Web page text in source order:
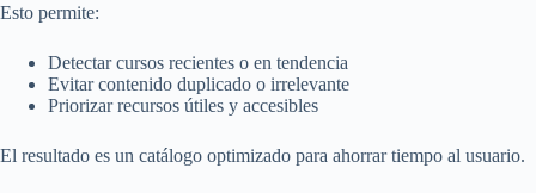
Esto permite:
Detectar cursos recientes o en tendencia
Evitar contenido duplicado o irrelevante
Priorizar recursos útiles y accesibles
El resultado es un catálogo optimizado para ahorrar tiempo al usuario.